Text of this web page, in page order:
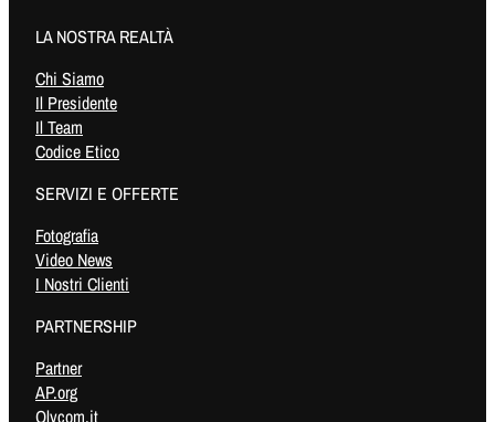
LA NOSTRA REALTÀ
Chi Siamo
Il Presidente
Il Team
Codice Etico
SERVIZI E OFFERTE
Fotografia
Video News
I Nostri Clienti
PARTNERSHIP
Partner
AP.org
Olycom.it